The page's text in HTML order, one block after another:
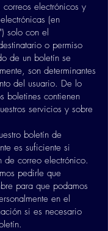
electrónicos y
(en
solo con el
o permiso
de un boletín se
son determinantes
del usuario. De lo
boletines contienen
servicios y sobre
boletín de
es suficiente si
de correo electrónico.
pedirle que
para que podamos
en el
si es necesario